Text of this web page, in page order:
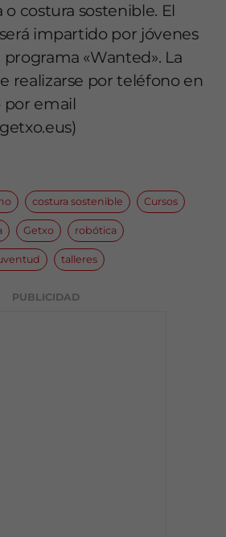
costura sostenible. El
impartido por jóvenes
«Wanted». La
realizarse por teléfono en
por email
costura sostenible Cursos
Getxo robótica
talleres
PUBLICIDAD